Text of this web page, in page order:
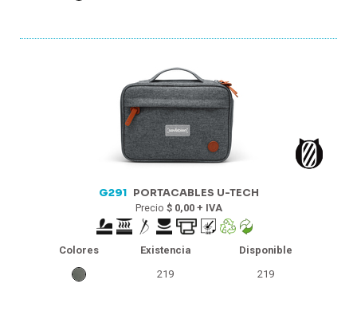
G291 PORTACABLES U-TECH
Precio $ 0,00 + IVA
Colores Existencia
Disponible
219
219